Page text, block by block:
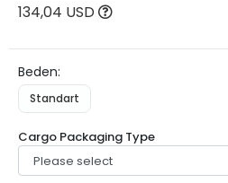
134,04 USD
Beden:
Standart
Cargo Packaging Type